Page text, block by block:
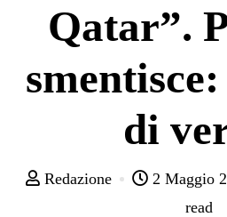
Qatar”.
di
Redazione 2 Maggio
read